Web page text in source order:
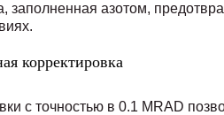
заполненная азотом,
корректировка
с точностью в 0.1 MRAD